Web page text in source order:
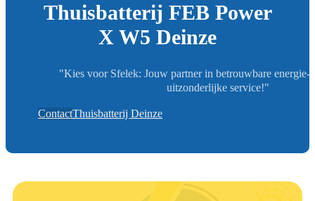
Thuisbatterij FEB Power
X W5 Deinze
"Kies voor Sfelek: Jouw partner in betrouwbare energie-
uitzonderlijke service!"
ContactThuisbatterij Deinze